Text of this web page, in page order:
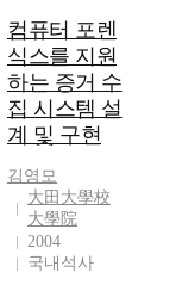
컴퓨터 포렌
식스를 지원
하는 증거 수
집 시스템 설
계 및 구현
김영모
大田大學校
大學院
2004
국내석사